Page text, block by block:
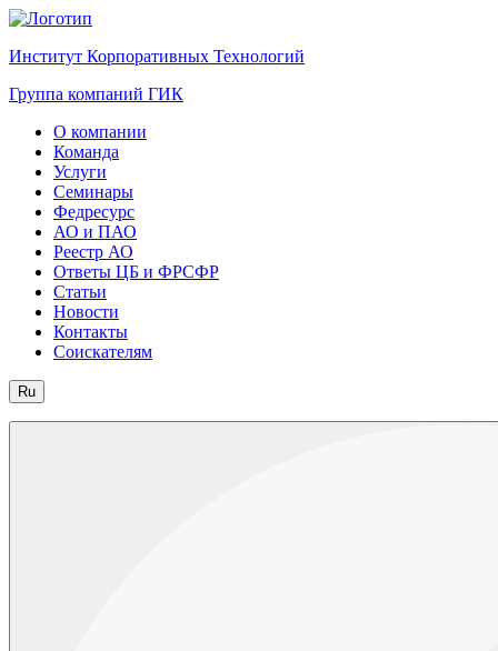
Институт Корпоративных Технологий
Группа компаний ГИК
О компании
Команда
Услуги
Семинары
Федресурс
АО и ПАО
Реестр АО
Ответы ЦБ и ФРСФР
Статьи
Новости
Контакты
Соискателям
Ru